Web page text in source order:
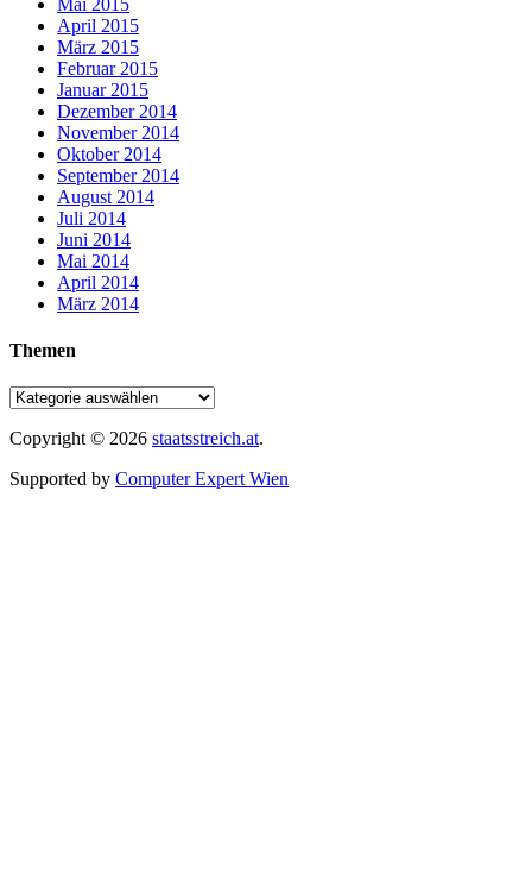
April 2015
März 2015
Februar 2015
Januar 2015
Dezember 2014
November 2014
Oktober 2014
September 2014
August 2014
Juli 2014
Juni 2014
Mai 2014
April 2014
März 2014
Themen
Copyright © 2026 staatsstreich.at.
Supported by Computer Expert Wien